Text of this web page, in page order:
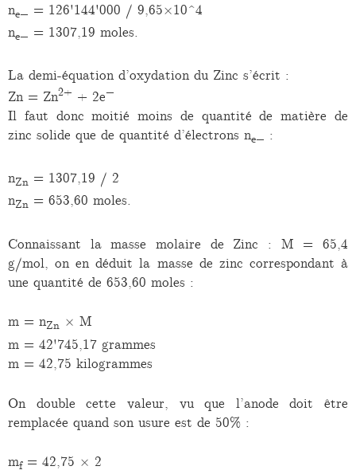
ne− = 126'144'000 / 9,65×10^4
ne− = 1307,19 moles.
La demi-équation d’oxydation du Zinc s’écrit :
Zn = Zn2+ + 2e−
Il faut donc moitié moins de quantité de matière de
zinc solide que de quantité d’électrons ne− :
nZn = 1307,19 / 2
nZn = 653,60 moles.
Connaissant la masse molaire de Zinc : M = 65,4
g/mol, on en déduit la masse de zinc correspondant à
une quantité de 653,60 moles :
m = nZn × M
m = 42'745,17 grammes
m = 42,75 kilogrammes
On double cette valeur, vu que l’anode doit être
remplacée quand son usure est de 50% :
mf= 42,75 × 2